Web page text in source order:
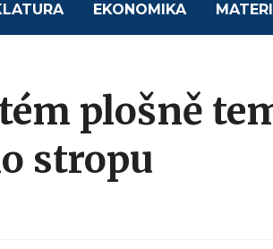
EKONOMIKA
plošně
stropu